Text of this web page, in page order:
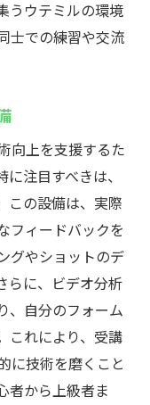
うウテミルの環境
士での練習や交流
向上を支援するた
注目すべきは、
この設備は、実際
フィードバックを
グやショットのデ
らに、ビデオ分析
、自分のフォーム
これにより、受講
に技術を磨くこと
者から上級者ま